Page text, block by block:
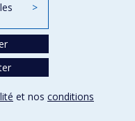
>
et nos conditions